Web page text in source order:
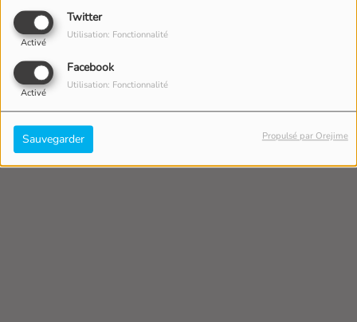
Twitter
Activé
Utilisation: Fonctionnalité
Facebook
Activé
Utilisation: Fonctionnalité
Sauvegarder Propulsé par Orejime